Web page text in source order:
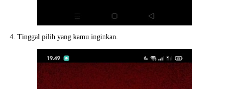
4. Tinggal pilih yang kamu inginkan.